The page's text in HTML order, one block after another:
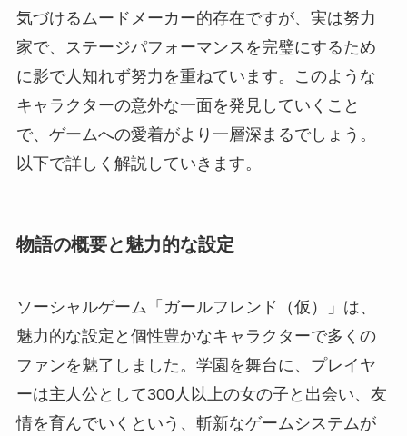
気づけるムードメーカー的存在ですが、実は努力
家で、ステージパフォーマンスを完璧にするため
に影で人知れず努力を重ねています。このような
キャラクターの意外な一面を発見していくこと
で、ゲームへの愛着がより一層深まるでしょう。
以下で詳しく解説していきます。
物語の概要と魅力的な設定
ソーシャルゲーム「ガールフレンド（仮）」は、
魅力的な設定と個性豊かなキャラクターで多くの
ファンを魅了しました。学園を舞台に、プレイヤ
ーは主人公として300人以上の女の子と出会い、友
情を育んでいくという、斬新なゲームシステムが